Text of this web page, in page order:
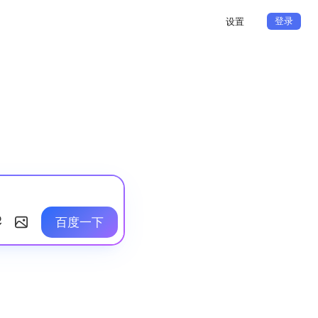
设置 登录
百度一下